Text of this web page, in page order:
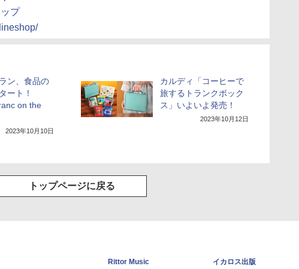
プ
ン、食品の
ート！
on the
2023年10月10日
カルディ「コーヒーで
旅するトランクボック
ス」いよいよ発売！
2023年10月12日
トップページに戻る
Rittor Music イカロス出版